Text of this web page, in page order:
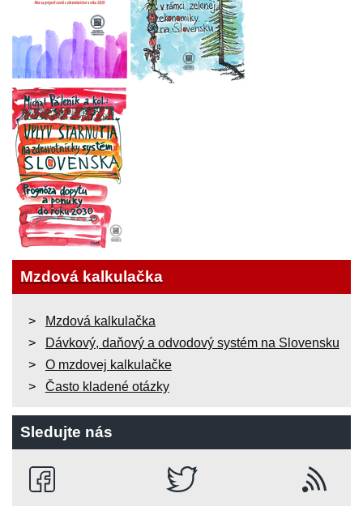
Mzdová kalkulačka
Mzdová kalkulačka
Dávkový, daňový a odvodový systém na Slovensku
O mzdovej kalkulačke
Často kladené otázky
Sledujte nás